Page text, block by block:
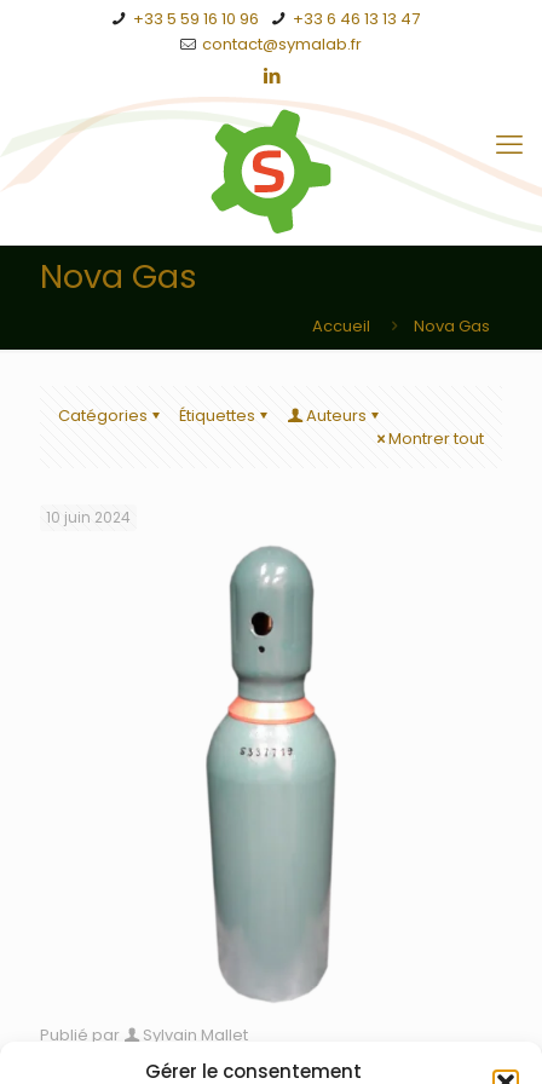
Gérer le consentement
+33 5 59 16 10 96
+33 6 46 13 13 47
contact@symalab.fr
Nova Gas
Accueil Nova Gas
Catégories Étiquettes
Auteurs
Montrer tout
10 juin 2024
Publié par
Sylvain Mallet
Nova Gas – Gaz pour sources laser Excimer